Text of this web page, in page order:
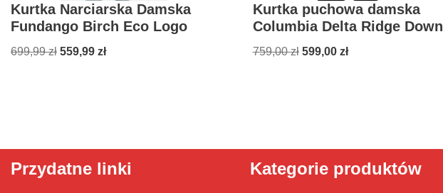
Kurtka Narciarska Damska
Fundango Birch Eco Logo
699,99zł 559,99 zł
Kurtka puchowa damska
Columbia Delta Ridge Down
759,00zł 599,00 zł
Przydatne linki Kategorie produktów